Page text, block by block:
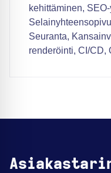
kehittäminen,
Seuranta,
renderöinti, CI/CD,